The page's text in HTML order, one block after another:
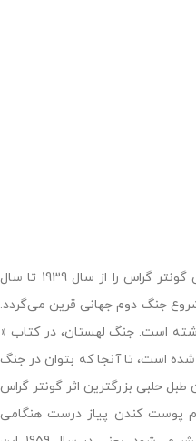
کتاب «هنگام پوست کندن پیاز» زندگى گونتر گراس‏ را از سال 1939 تا سال
شروع جنگ دوم جهانى قرین می‌گردد.
بیش‏ از 12 سال نداشته است. جنگ لهستان، در کتاب «
است، تا آنجا که بتوان در جنگ
حلبى بزرگترین اثر گونتر گراس‏
پوست کندن پیاز درست هنگامى